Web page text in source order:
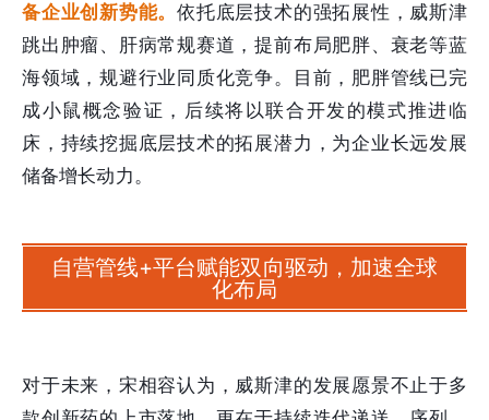
备企业创新势能。依托底层技术的强拓展性，威斯津
跳出肿瘤、肝病常规赛道，提前布局肥胖、衰老等蓝
海领域，规避行业同质化竞争。目前，肥胖管线已完
成小鼠概念验证，后续将以联合开发的模式推进临
床，持续挖掘底层技术的拓展潜力，为企业长远发展
储备增长动力。
自营管线+平台赋能双向驱动，加速全球
化布局
对于未来，宋相容认为，威斯津的发展愿景不止于多